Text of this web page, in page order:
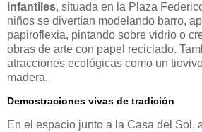
infantiles, situada en la Plaza
niños se divertían modelando barro,
papiroflexia, pintando sobre vidrio o
obras de arte con papel reciclado.
atracciones ecológicas como un
madera.
Demostraciones vivas de tradición
En el espacio junto a la Casa del Sol,